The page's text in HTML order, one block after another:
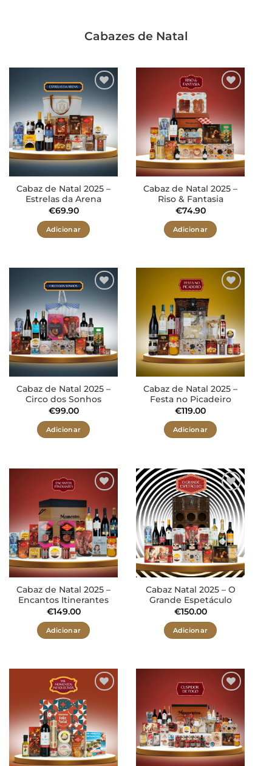
Cabazes de Natal
Adicionar
aos meus
desejos
Cabaz de Natal 2025 –
Estrelas da Arena
€69.90
Adicionar
Adicionar
aos meus
desejos
Cabaz de Natal 2025 –
Riso & Fantasia
€74.90
Adicionar
aos meus
desejos
Cabaz de Natal 2025 –
Circo dos Sonhos
€99.00
Adicionar
Adicionar
aos meus
desejos
Cabaz de Natal 2025 –
Festa no Picadeiro
€119.00
Adicionar
Adicionar
aos meus
desejos
Cabaz de Natal 2025 –
Encantos Itinerantes
€149.00
Adicionar
Adicionar
aos meus
desejos
Cabaz Natal 2025 – O
Grande Espetáculo
€150.00
Adicionar
Adicionar
aos meus
desejos
aos meus
desejos